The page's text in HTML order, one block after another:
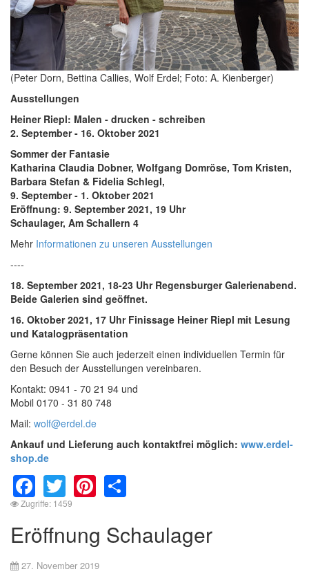
(Peter Dorn, Bettina Callies, Wolf Erdel; Foto: A. Kienberger)
Ausstellungen
Heiner Riepl: Malen - drucken - schreiben
2. September - 16. Oktober 2021
Sommer der Fantasie
Katharina Claudia Dobner, Wolfgang Domröse, Tom Kristen,
Barbara Stefan & Fidelia Schlegl,
9. September - 1. Oktober 2021
Eröffnung: 9. September 2021, 19 Uhr
Schaulager, Am Schallern 4
Mehr Informationen zu unseren Ausstellungen
----
18. September 2021, 18-23 Uhr Regensburger Galerienabend.
Beide Galerien sind geöffnet.
16. Oktober 2021, 17 Uhr Finissage Heiner Riepl mit Lesung
und Katalogpräsentation
Gerne können Sie auch jederzeit einen individuellen Termin für
den Besuch der Ausstellungen vereinbaren.
Kontakt: 0941 - 70 21 94 und
Mobil 0170 - 31 80 748
Mail: wolf@erdel.de
Ankauf und Lieferung auch kontaktfrei möglich: www.erdel-
shop.de
Facebook
TwitterPinterest
Zugriffe: 1459
Eröffnung Schaulager
27. November 2019